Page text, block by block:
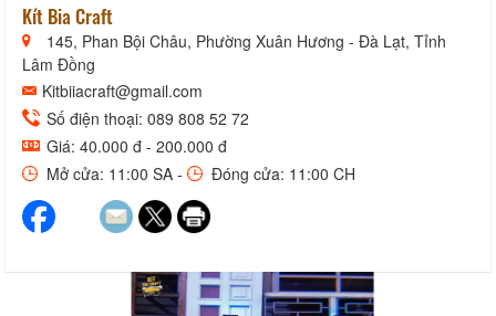
Kít Bia Craft
145, Phan Bội Châu, Phường Xuân Hương - Đà Lạt, Tỉnh
Lâm Đồng
Kitbiiacraft@gmail.com
Số điện thoại: 089 808 52 72
Giá: 40.000 đ - 200.000 đ
Mở cửa: 11:00 SA -
Đóng cửa: 11:00 CH